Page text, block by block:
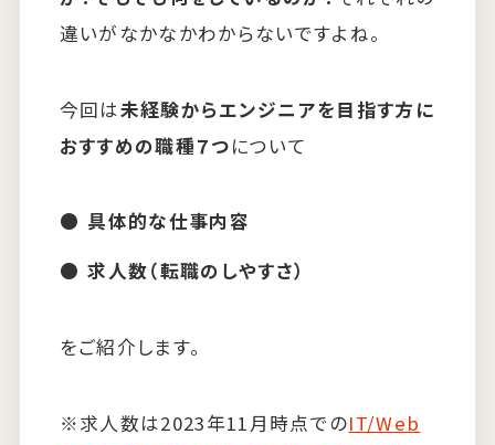
違いがなかなかわからないですよね。
今回は未経験からエンジニアを目指す方に
おすすめの職種７つについて
具体的な仕事内容
求人数（転職のしやすさ）
をご紹介します。
※求人数は2023年11月時点でのIT/Web